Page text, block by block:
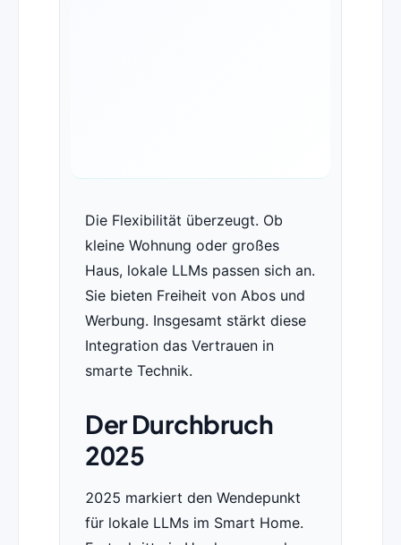
Die Flexibilität überzeugt. Ob
kleine Wohnung oder großes
Haus, lokale LLMs passen sich an.
Sie bieten Freiheit von Abos und
Werbung. Insgesamt stärkt diese
Integration das Vertrauen in
smarte Technik.
Der Durchbruch
2025
2025 markiert den Wendepunkt
für lokale LLMs im Smart Home.